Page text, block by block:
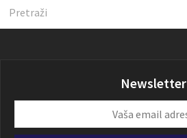
Newsletter
email